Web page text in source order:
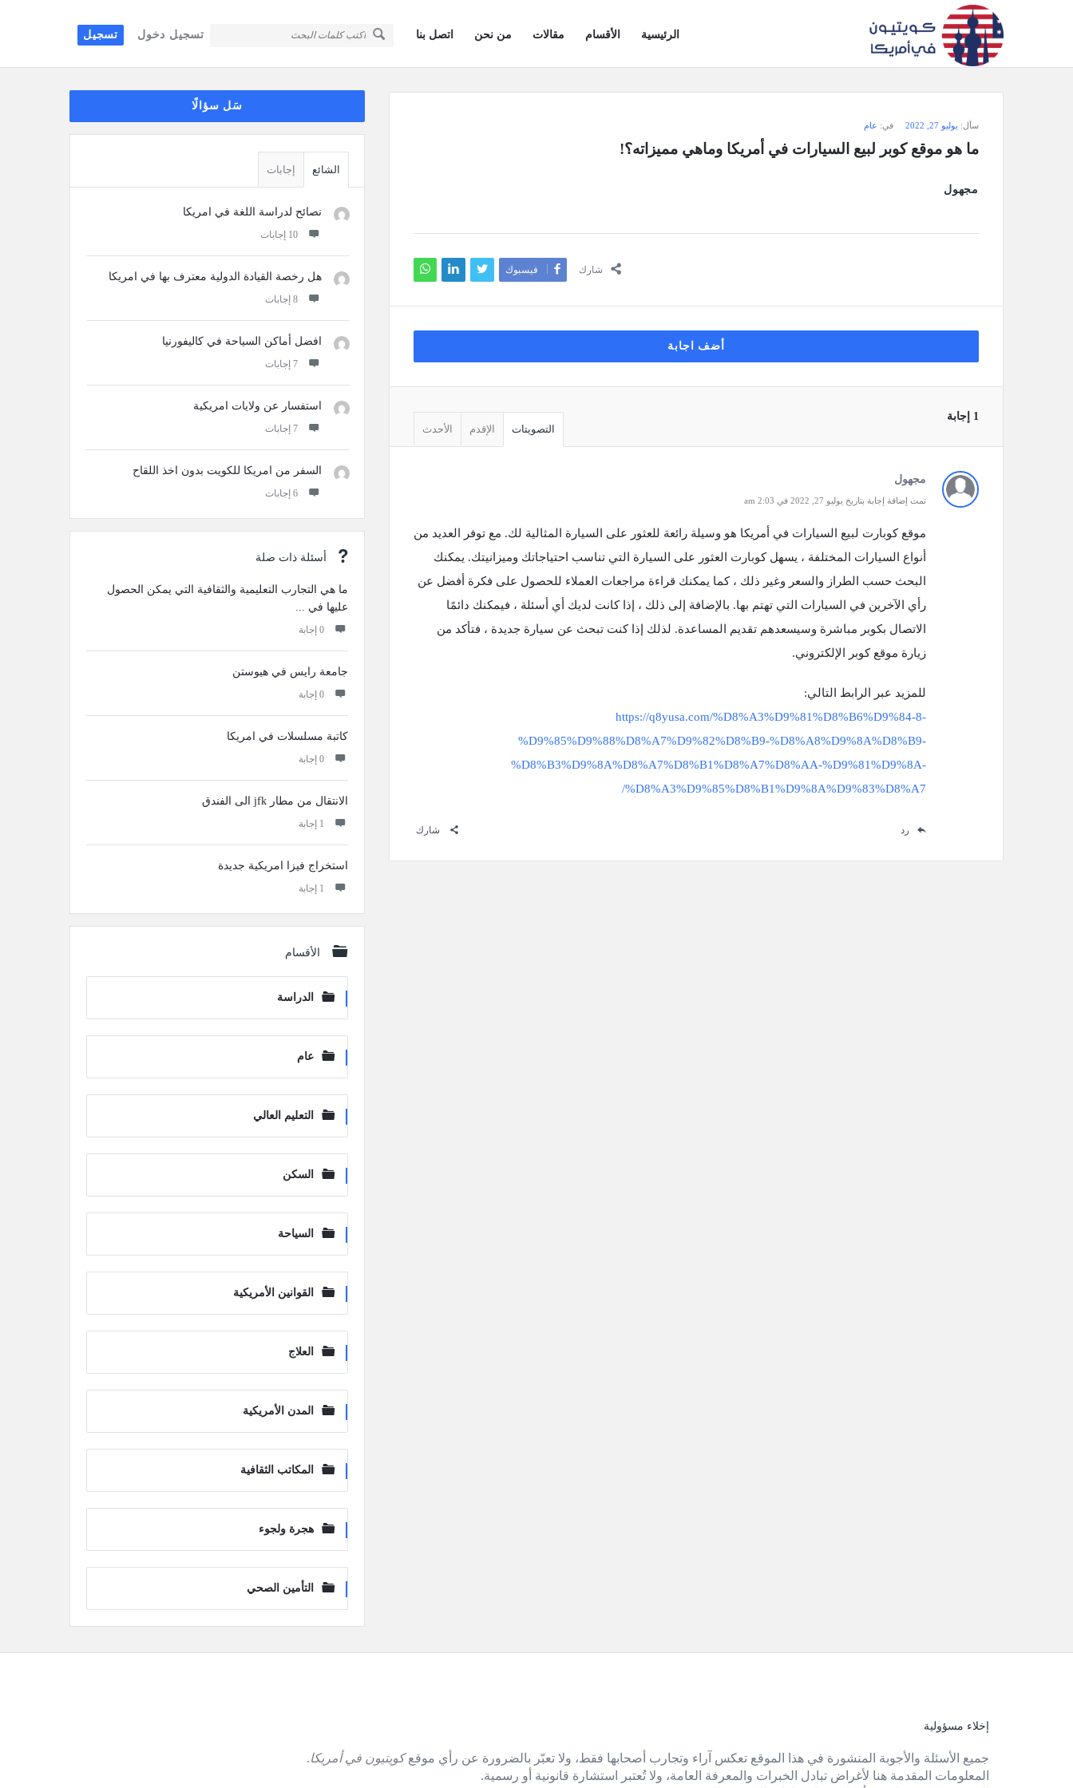
تسجيل دخول تسجيل
وجواب
كويتيون
القائمة
الرئيسية الأقسام مقالات من نحن اتصل بنا
وجواب
أمريكا
سأل: يوليو 27, 2022 في: عام
ما هو موقع كوبر لبيع السيارات في أمريكا وماهي مميزاته؟!
مجهول
شارك فيسبوك
أضف اجابة
‫1 إجابة
التصويتات
الإقدم الأحدث
مجهول
تمت إضافة إجابة بتاريخ يوليو 27, 2022 في 2:03 am
موقع كوبارت لبيع السيارات في أمريكا هو وسيلة رائعة للعثور على السيارة المثالية لك. مع توفر العديد من
أنواع السيارات المختلفة ، يسهل كوبارت العثور على السيارة التي تناسب احتياجاتك وميزانيتك. يمكنك
البحث حسب الطراز والسعر وغير ذلك ، كما يمكنك قراءة مراجعات العملاء للحصول على فكرة أفضل عن
رأي الآخرين في السيارات التي تهتم بها. بالإضافة إلى ذلك ، إذا كانت لديك أي أسئلة ، فيمكنك دائمًا
الاتصال بكوبر مباشرة وسيسعدهم تقديم المساعدة. لذلك إذا كنت تبحث عن سيارة جديدة ، فتأكد من
زيارة موقع كوبر الإلكتروني.
للمزيد عبر الرابط التالي:
https://q8yusa.com/%D8%A3%D9%81%D8%B6%D9%84-8-
%D9%85%D9%88%D8%A7%D9%82%D8%B9-%D8%A8%D9%8A%D8%B9-
%D8%B3%D9%8A%D8%A7%D8%B1%D8%A7%D8%AA-%D9%81%D9%8A-
%D8%A3%D9%85%D8%B1%D9%8A%D9%83%D8%A7/
رد شارك
سَل سؤالًا
الشائع إجابات
نصائح لدراسة اللغة في امريكا
‫10 إجابات
هل رخصة القيادة الدولية معترف بها في امريكا
‫8 إجابات
افضل أماكن السياحة في كاليفورنيا
‫7 إجابات
استفسار عن ولايات امريكية
‫7 إجابات
السفر من امريكا للكويت بدون اخذ اللقاح
‫6 إجابات
أسئلة ذات صلة
ما هي التجارب التعليمية والثقافية التي يمكن الحصول
عليها في ...
‫0 إجابة
جامعة رايس في هيوستن
‫0 إجابة
كاتبة مسلسلات في امريكا
‫0 إجابة
الانتقال من مطار jfk الى الفندق
‫1 إجابة
استخراج فيزا امريكية جديدة
‫1 إجابة
الأقسام
الدراسة
عام
التعليم العالي
السكن
السياحة
القوانين الأمريكية
العلاج
المدن الأمريكية
المكاتب الثقافية
هجرة ولجوء
التأمين الصحي
الفوترإخلاء مسؤولية
جميع الأسئلة والأجوبة المنشورة في هذا الموقع تعكس آراء وتجارب أصحابها فقط، ولا تعبّر بالضرورة عن رأي موقعكويتيون في أمريكا.
المعلومات المقدمة هنا لأغراض تبادل الخبرات والمعرفة العامة، ولا تُعتبر استشارة قانونية أو رسمية.